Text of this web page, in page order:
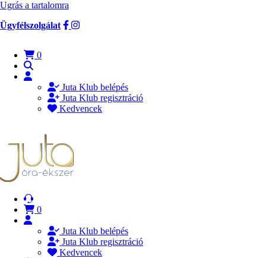
Ugrás a tartalomra
Ügyfélszolgálat
0
Juta Klub belépés
Juta Klub regisztráció
Kedvencek
0
Juta Klub belépés
Juta Klub regisztráció
Kedvencek